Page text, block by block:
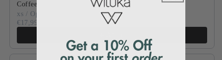
Coffee cat club
xs / Opal
€17,99